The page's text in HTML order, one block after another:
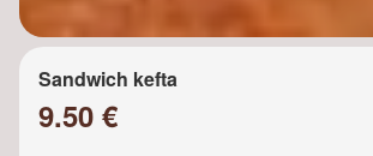
Sandwich kefta
9.50 €